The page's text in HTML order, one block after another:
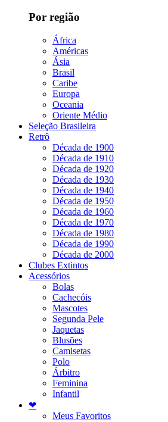
Por região
África
Américas
Ásia
Brasil
Caribe
Europa
Oceania
Oriente Médio
Seleção Brasileira
Retrô
Década de 1900
Década de 1910
Década de 1920
Década de 1930
Década de 1940
Década de 1950
Década de 1960
Década de 1970
Década de 1980
Década de 1990
Década de 2000
Clubes Extintos
Acessórios
Bolas
Cachecóis
Mascotes
Segunda Pele
Jaquetas
Blusões
Camisetas
Polo
Árbitro
Feminina
Infantil
❤
Meus Favoritos